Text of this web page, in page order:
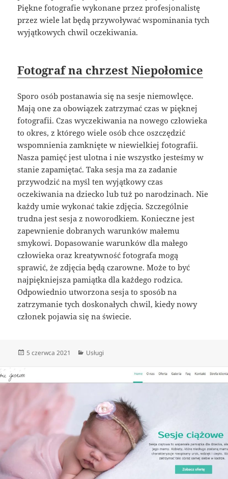
Piękne fotografie wykonane przez profesjonalistę
przez wiele lat będą przywoływać wspominania tych
wyjątkowych chwil oczekiwania.
Fotograf na chrzest Niepołomice
Sporo osób postanawia się na sesje niemowlęce.
Mają one za obowiązek zatrzymać czas w pięknej
fotografii. Czas wyczekiwania na nowego człowieka
to okres, z którego wiele osób chce oszczędzić
wspomnienia zamknięte w niewielkiej fotografii.
Nasza pamięć jest ulotna i nie wszystko jesteśmy w
stanie zapamiętać. Taka sesja ma za zadanie
przywodzić na myśl ten wyjątkowy czas
oczekiwania na dziecko lub tuż po narodzinach. Nie
każdy umie wykonać takie zdjęcia. Szczególnie
trudna jest sesja z noworodkiem. Konieczne jest
zapewnienie dobranych warunków małemu
smykowi. Dopasowanie warunków dla małego
człowieka oraz kreatywność fotografa mogą
sprawić, że zdjęcia będą czarowne. Może to być
najpiękniejsza pamiątka dla każdego rodzica.
Odpowiednio utworzona sesja to sposób na
zatrzymanie tych doskonałych chwil, kiedy nowy
członek pojawia się na świecie.
Data
5 czerwca 2021 Kategorie
Usługi